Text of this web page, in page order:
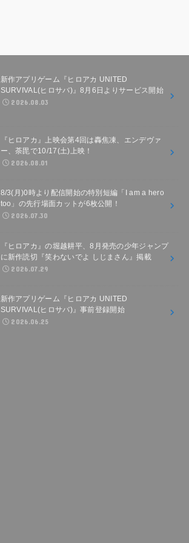
新作アプリゲーム『ヒロアカ UNITED
SURVIVAL(ヒロサバ)』8月6日よりサービス開始
2026.08.03
『ヒロアカ』上映会第4回は轟焦凍、エンデヴァ
ー、荼毘で10/17(土)上映！
2026.08.01
8/3(月)0時より配信開始の特別短編「I am a hero
too」の先行場面カットが6枚公開！
2026.07.30
『ヒロアカ』の堀越耕平、8月発売の少年ジャンプ
に新作読切『笑わないでよ しじまさん』掲載
2026.07.29
新作アプリゲーム『ヒロアカ UNITED
SURVIVAL(ヒロサバ)』事前登録開始
2026.06.25